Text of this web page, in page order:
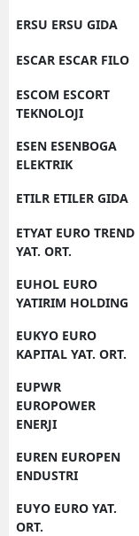
ERSU ERSU GIDA
ESCAR ESCAR FILO
ESCOM ESCORT
TEKNOLOJI
ESEN ESENBOGA
ELEKTRIK
ETILR ETILER GIDA
ETYAT EURO TREND
YAT. ORT.
EUHOL EURO
YATIRIM HOLDING
EUKYO EURO
KAPITAL YAT. ORT.
EUPWR
EUROPOWER
ENERJI
EUREN EUROPEN
ENDUSTRI
EUYO EURO YAT.
ORT.